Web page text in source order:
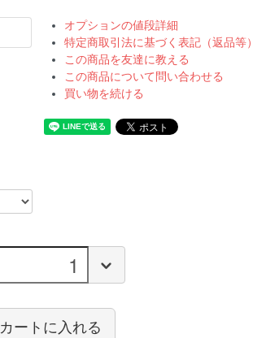
オプションの値段詳細
特定商取引法に基づく表記（返品等）
この商品を友達に教える
この商品について問い合わせる
買い物を続ける
カートに入れる